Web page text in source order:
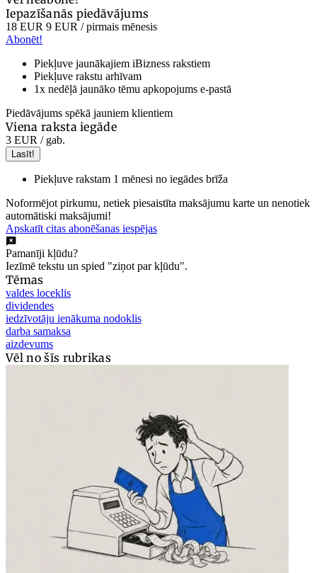
Iepazīšanās piedāvājums
18 EUR 9 EUR / pirmais mēnesis
Abonēt!
Piekļuve jaunākajiem iBizness rakstiem
Piekļuve rakstu arhīvam
1x nedēļā jaunāko tēmu apkopojums e-pastā
Piedāvājums spēkā jauniem klientiem
Viena raksta iegāde
3 EUR / gab.
Lasīt!
Piekļuve rakstam 1 mēnesi no iegādes brīža
Noformējot pirkumu, netiek piesaistīta maksājumu karte un nenotiek
automātiski maksājumi!
Apskatīt citas abonēšanas iespējas
Pamanīji kļūdu?
Iezīmē tekstu un spied "ziņot par kļūdu".
Tēmas
valdes loceklis
dividendes
iedzīvotāju ienākuma nodoklis
darba samaksa
aizdevums
Vēl no šīs rubrikas